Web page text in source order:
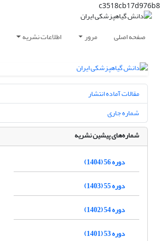
c3518cb17d976b8
صفحه اصلی مرور اطلاعات نشریه
مقالات آماده انتشار
شماره جاری
شماره‌های پیشین نشریه
دوره 56 (1404)
دوره 55 (1403)
دوره 54 (1402)
دوره 53 (1401)